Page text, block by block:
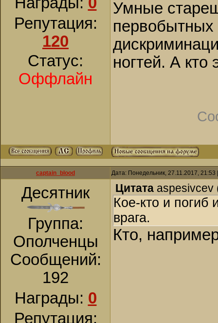
Репутация:
120
Статус:
Оффлайн
Умные
первобытных
ногтей. А кто
captain_blood Дата: Понедельник, 27.11.2017,
Десятник
Группа:
Ополченцы
Сообщений:
192
Награды: 0
Репутация:
Цитата aspesivcev
Кое-кто и погиб
врага.
Кто,